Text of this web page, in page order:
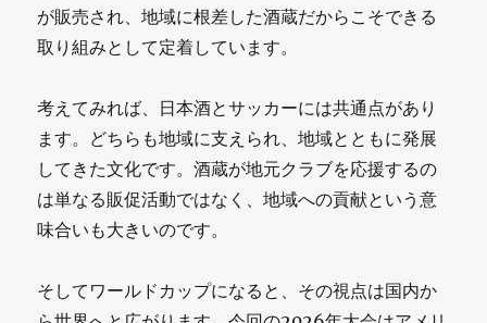
が販売され、地域に根差した酒蔵だからこそできる
取り組みとして定着しています。
考えてみれば、日本酒とサッカーには共通点があり
ます。どちらも地域に支えられ、地域とともに発展
してきた文化です。酒蔵が地元クラブを応援するの
は単なる販促活動ではなく、地域への貢献という意
味合いも大きいのです。
そしてワールドカップになると、その視点は国内か